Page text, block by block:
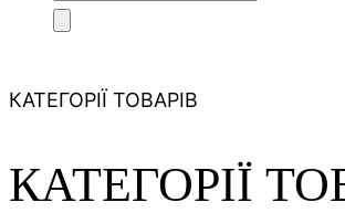
search
КАТЕГОРІЇ ТОВАРІВ
КАТЕГОРІЇ